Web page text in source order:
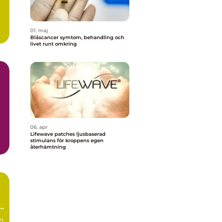
01. maj
Blåscancer symtom, behandling och
livet runt omkring
06. apr
Lifewave patches ljusbaserad
stimulans för kroppens egen
återhämtning